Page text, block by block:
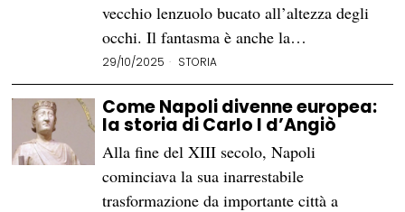
vecchio lenzuolo bucato all’altezza degli
occhi. Il fantasma è anche la…
29/10/2025 STORIA
Come Napoli divenne europea:
la storia di Carlo I d’Angiò
Alla fine del XIII secolo, Napoli
cominciava la sua inarrestabile
trasformazione da importante città a